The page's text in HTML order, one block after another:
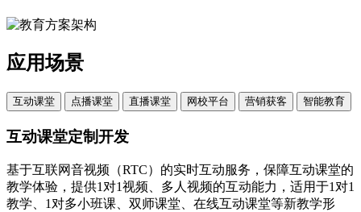
应用场景
互动课堂 点播课堂 直播课堂 网校平台 营销获客 智能教育
互动课堂定制开发
基于互联网音视频（RTC）的实时互动服务，保障互动课堂的
教学体验，提供1对1视频、多人视频的互动能力，适用于1对1
教学、1对多小班课、双师课堂、在线互动课堂等新教学形